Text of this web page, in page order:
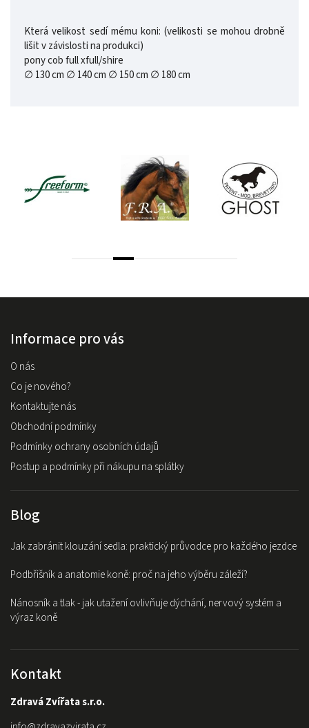
Která velikost sedí mému koni: (velikosti se mohou drobně
lišit v závislosti na produkci)
pony cob full xfull/shire
∅ 130 cm ∅ 140 cm ∅ 150 cm ∅ 180 cm
Informace pro vás
O nás
Co je nového?
Kontaktujte nás
Obchodní podmínky
Podmínky ochrany osobních údajů
Postup a podmínky při nákupu na splátky
Blog
Jak zabránit klouzání sedla: praktický průvodce pro každého jezdce
Podbřišník a anatomie koně: proč na jeho výběru záleží?
Nánosník a tlak - jak utažení ovlivňuje dýchání, nervový systém a
výraz koně
Kontakt
Zdravá Zvířata s.r.o.